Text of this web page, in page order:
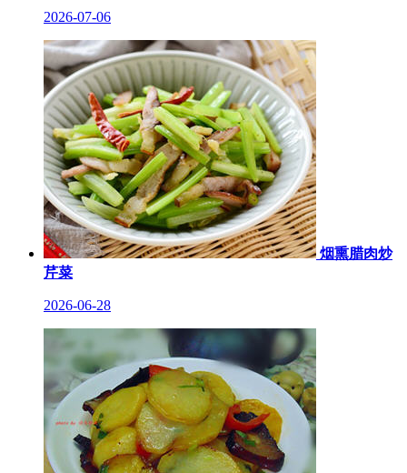
2026-07-06
烟熏腊肉炒
芹菜
2026-06-28